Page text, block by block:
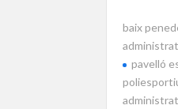
baix
pavelló